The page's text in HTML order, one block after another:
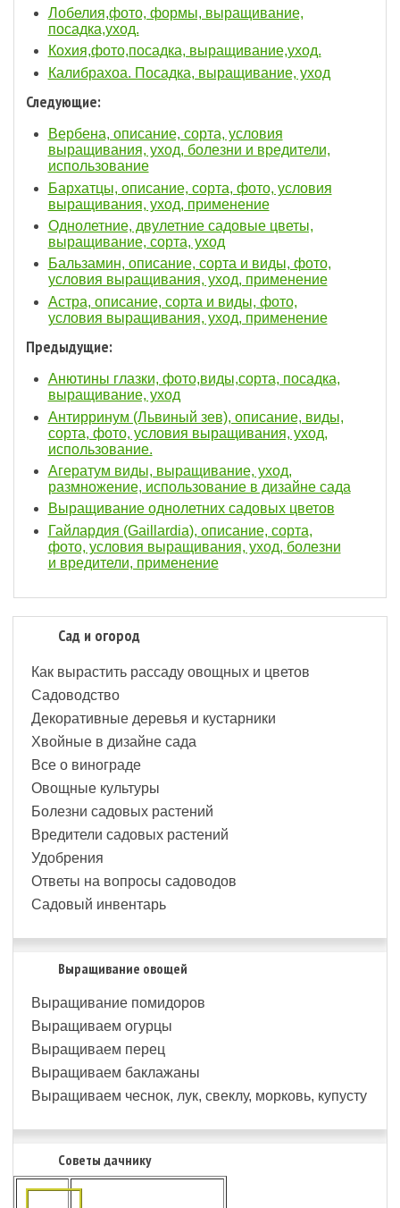
Лобелия,фото, формы, выращивание,
посадка,уход.
Кохия,фото,посадка, выращивание,уход.
Калибрахоа. Посадка, выращивание, уход
Следующие:
Вербена, описание, сорта, условия
выращивания, уход, болезни и вредители,
использование
Бархатцы, описание, сорта, фото, условия
выращивания, уход, применение
Однолетние, двулетние садовые цветы,
выращивание, сорта, уход
Бальзамин, описание, сорта и виды, фото,
условия выращивания, уход, применение
Астра, описание, сорта и виды, фото,
условия выращивания, уход, применение
Предыдущие:
Анютины глазки, фото,виды,сорта, посадка,
выращивание, уход
Антирринум (Львиный зев), описание, виды,
сорта, фото, условия выращивания, уход,
использование.
Агератум виды, выращивание, уход,
размножение, использование в дизайне сада
Выращивание однолетних садовых цветов
Гайлардия (Gaillardia), описание, сорта,
фото, условия выращивания, уход, болезни
и вредители, применение
Сад и огород
Как вырастить рассаду овощных и цветов
Садоводство
Декоративные деревья и кустарники
Хвойные в дизайне сада
Все о винограде
Овощные культуры
Болезни садовых растений
Вредители садовых растений
Удобрения
Ответы на вопросы садоводов
Садовый инвентарь
Выращивание овощей
Выращивание помидоров
Выращиваем огурцы
Выращиваем перец
Выращиваем баклажаны
Выращиваем чеснок, лук, свеклу, морковь, купусту
Советы дачнику